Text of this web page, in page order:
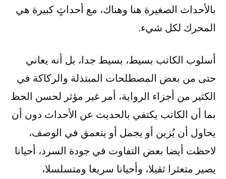
بالأحداث الصغيرة هنا وهناك، مع أحداثٍ كبيرة هي
المحرك لكل شيء.
أسلوب الكاتب بسيط، بسيط جدا، بل أنه يعاني
حتى من بعض المصطلحات المبتذلة والركاكة في
الكثير من أجزاء الرواية، أمر غير مؤثر لحسن الحظ
بما أن الكاتب يكتفي بالحديث عن الأحداث دون أن
يحاول أن يُزين أو يجمل أو يتعمق في الوصف،
لاحظت أيضا بعض التفاوت في جودة السرد، أحيانا
يصير متعثرا ثقيلا، وأحيانا سريعا ومتسلسلا،